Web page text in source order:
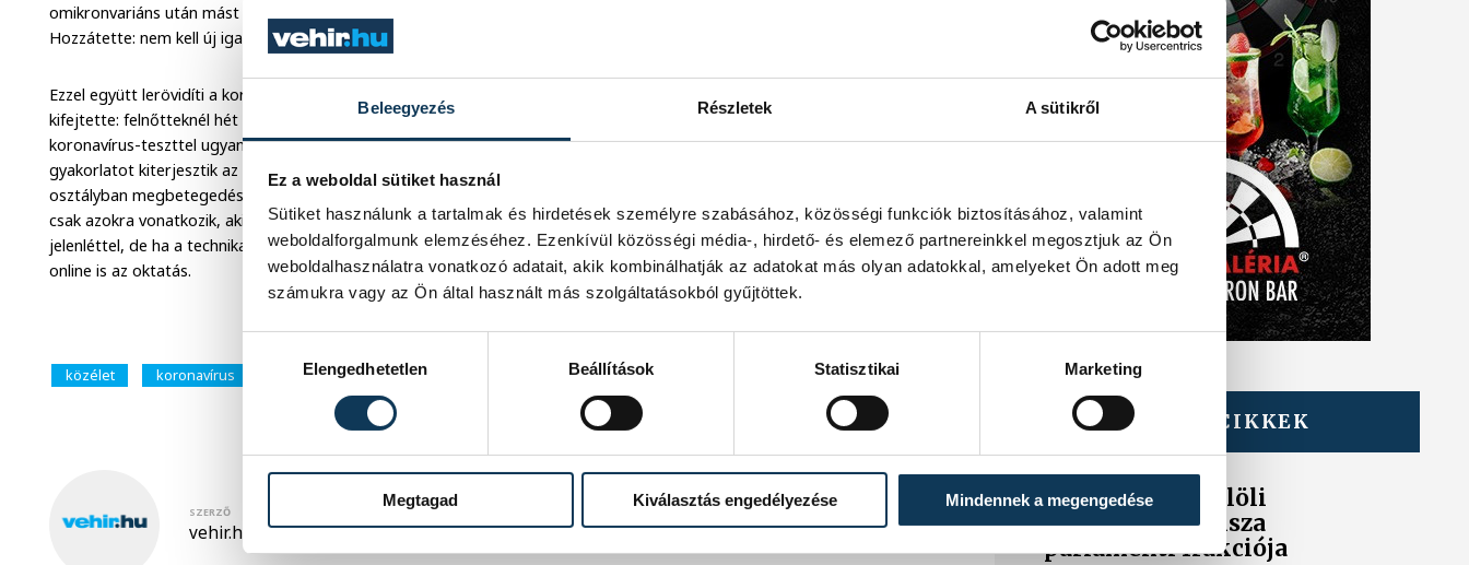
Beleegyezés Részletek A sütikről
Ez a weboldal sütiket használ
Sütiket használunk a tartalmak és hirdetések személyre szabásához, közösségi funkciók biztosításához, valamint
weboldalforgalmunk elemzéséhez. Ezenkívül közösségi média-, hirdető- és elemező partnereinkkel megosztjuk az Ön
weboldalhasználatra vonatkozó adatait, akik kombinálhatják az adatokat más olyan adatokkal, amelyeket Ön adott meg
számukra vagy az Ön által használt más szolgáltatásokból gyűjtöttek.
Elengedhetetlen
Beállítások Statisztikai Marketing
Megtagad Kiválasztás engedélyezése Mindennek a megengedése
omikronvariáns után mást fog jelenteni; nem az átesettség, hanem az oltás jelent védettséget.
Hozzátette: nem kell új igazolványokat kiadni, a QR-kód alapján lehet ellenőrizni az igazolványt.
Ezzel együtt lerövidíti a kormány a koronavírus miatti karanténkötelezettség idejét. Gulyás Gergely
kifejtette: felnőtteknél hét nap lesz a karantén, öt nap után, tünetmentesség esetén, negatív
koronavírus-teszttel ugyanakkor "lehet szabadulni". Az iskoláknál a felső tagozatnál már bevált
gyakorlatot kiterjesztik az alsó tagozatra is, mivel már ez a korosztály is kaphat oltást. Ha egy
osztályban megbetegedés van, akkor a karanténkötelezettség időtartama 5 napra csökken, de
csak azokra vonatkozik, akik oltatlanok. Az iskolai oktatásnak folyamatosnak kell lennie, személyes
jelenléttel, de ha a technikai feltételek adottak, a karanténban lévő oltatlanoknak közvetíthető
online is az oktatás.
közélet koronavírus
SZERZŐ
vehir.hu
TOVÁBBI CIKKEK
Baka Andrást jelöli
államfőnek a Tisza
parlamenti frakciója